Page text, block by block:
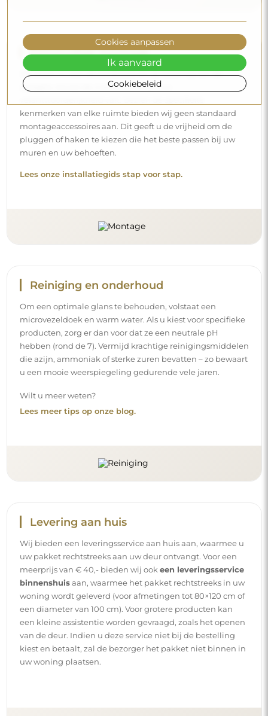
Eenvoudige montage
Wij staan in voor de productie en de levering van de
spiegels, terwijl de installatie onder uw
kenmerken van elke ruimte bieden wij geen standaard
montageaccessoires aan. Dit geeft u de vrijheid om de
pluggen of haken te kiezen die het beste passen bij uw
muren en uw behoeften.
Lees onze installatiegids stap voor stap.
Reiniging en onderhoud
Om een optimale glans te behouden, volstaat een
microvezeldoek en warm water. Als u kiest voor specifieke
producten, zorg er dan voor dat ze een neutrale pH
hebben (rond de 7). Vermijd krachtige reinigingsmiddelen
die azijn, ammoniak of sterke zuren bevatten – zo bewaart
u een mooie weerspiegeling gedurende vele jaren.
Wilt u meer weten?
Lees meer tips op onze blog.
Levering aan huis
Wij bieden een leveringsservice aan huis aan, waarmee u
uw pakket rechtstreeks aan uw deur ontvangt. Voor een
meerprijs van € 40,- bieden wij ook een leveringsservice
binnenshuisaan, waarmee het pakket rechtstreeks in uw
woning wordt geleverd (voor afmetingen tot 80×120 cm of
een diameter van 100 cm). Voor grotere producten kan
een kleine assistentie worden gevraagd, zoals het openen
van de deur. Indien u deze service niet bij de bestelling
kiest en betaalt, zal de bezorger het pakket niet binnen in
uw woning plaatsen.
Cookiebeleid
Cookies aanpassen
Ik aanvaard